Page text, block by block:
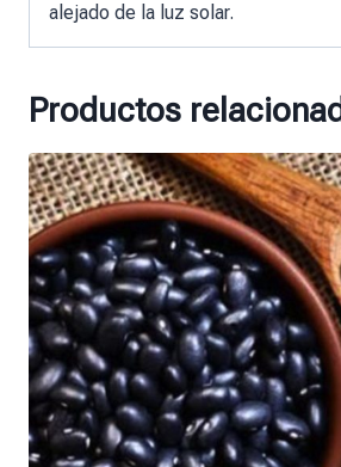
alejado de la luz solar.
Productos